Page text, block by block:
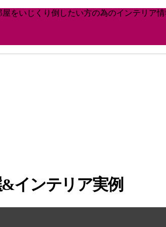
をいじくり倒したい方の為のインテリア
インテリア実例